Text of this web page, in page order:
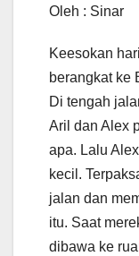
Oleh : Sinar
Keesokan
berangkat ke
Di tengah
Aril dan Alex
apa. Lalu
kecil.
jalan dan
itu. Saat
dibawa ke